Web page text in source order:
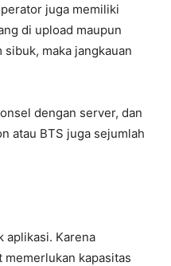
juga memiliki
di upload maupun
maka jangkauan
dengan server, dan
atau BTS juga sejumlah
aplikasi. Karena
kapasitas